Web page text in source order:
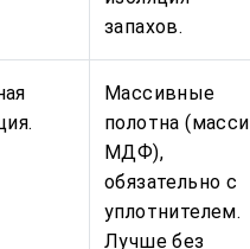
запахов.
Массивные
полотна
МДФ),
обязательно с
уплотнителем.
Лучше без